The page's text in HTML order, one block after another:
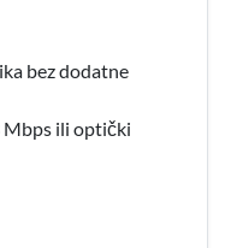
bez dodatne
ili optički